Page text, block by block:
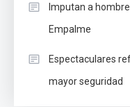
Imputan a
Empalme
Espectaculares
mayor seguridad